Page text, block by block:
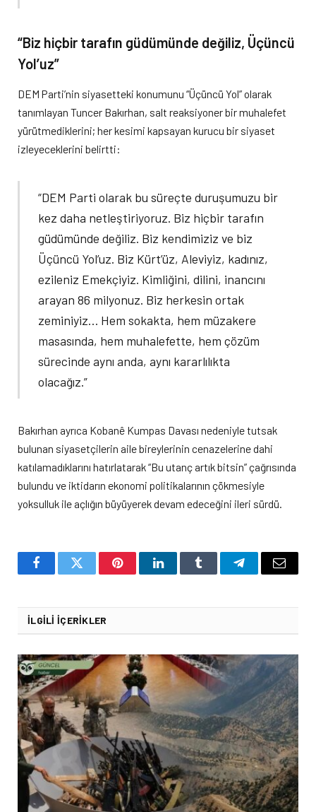
“Biz hiçbir tarafın güdümünde değiliz, Üçüncü
Yol’uz”
DEM Parti’nin siyasetteki konumunu “Üçüncü Yol” olarak
tanımlayan Tuncer Bakırhan, salt reaksiyoner bir muhalefet
yürütmediklerini; her kesimi kapsayan kurucu bir siyaset
izleyeceklerini belirtti:
“DEM Parti olarak bu süreçte duruşumuzu bir
kez daha netleştiriyoruz. Biz hiçbir tarafın
güdümünde değiliz. Biz kendimiziz ve biz
Üçüncü Yol’uz. Biz Kürt’üz, Aleviyiz, kadınız,
ezileniz Emekçiyiz. Kimliğini, dilini, inancını
arayan 86 milyonuz. Biz herkesin ortak
zeminiyiz… Hem sokakta, hem müzakere
masasında, hem muhalefette, hem çözüm
sürecinde aynı anda, aynı kararlılıkta
olacağız.”
Bakırhan ayrıca Kobanê Kumpas Davası nedeniyle tutsak
bulunan siyasetçilerin aile bireylerinin cenazelerine dahi
katılamadıklarını hatırlatarak “Bu utanç artık bitsin” çağrısında
bulundu ve iktidarın ekonomi politikalarının çökmesiyle
yoksulluk ile açlığın büyüyerek devam edeceğini ileri sürdü.
FacebookTwitter PinterestLinkedInTumblr TelegramEmail
İLGILI İÇERIKLER